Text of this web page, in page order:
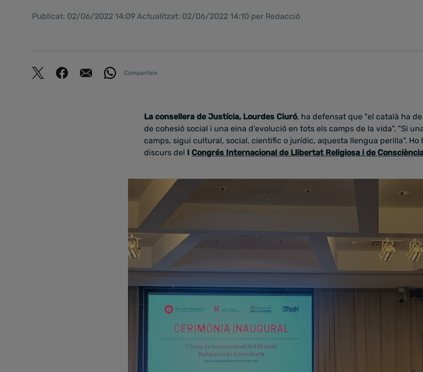
Publicat: 02/06/2022 14:09 Actualitzat: 02/06/2022 14:10 per Redacció
Comparteix
La consellera de Justícia, Lourdes Ciuró, ha defensat que "el català ha
de cohesió social i una eina d'evolució en tots els camps de la vida". "Si
camps, sigui cultural, social, científic o jurídic, aquesta llengua perilla". Ho
discurs del I Congrés Internacional de Llibertat Religiosa i de